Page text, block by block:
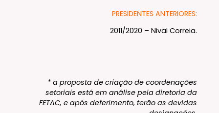
PRESIDENTES ANTERIORES:
2011/2020 – Nival Correia.
* a proposta de criação de coordenações
setoriais está em análise pela diretoria da
FETAC, e após deferimento, terão as devidas